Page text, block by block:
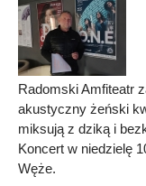
Radomski Amfiteatr
akustyczny żeński
miksują z dziką i
Koncert w niedzielę
Węże.